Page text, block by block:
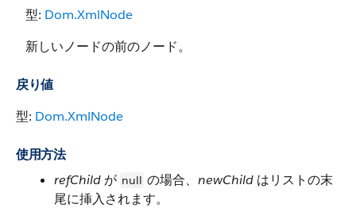
型: Dom.XmlNode
新しいノードの前のノード。
戻り値
型: Dom.XmlNode
使用方法
refChild が null の場合、 newChild はリストの末
尾に挿入されます。